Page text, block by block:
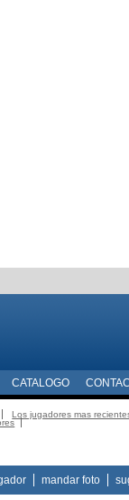
CATALOGO
Los jugadores mas
mandar foto